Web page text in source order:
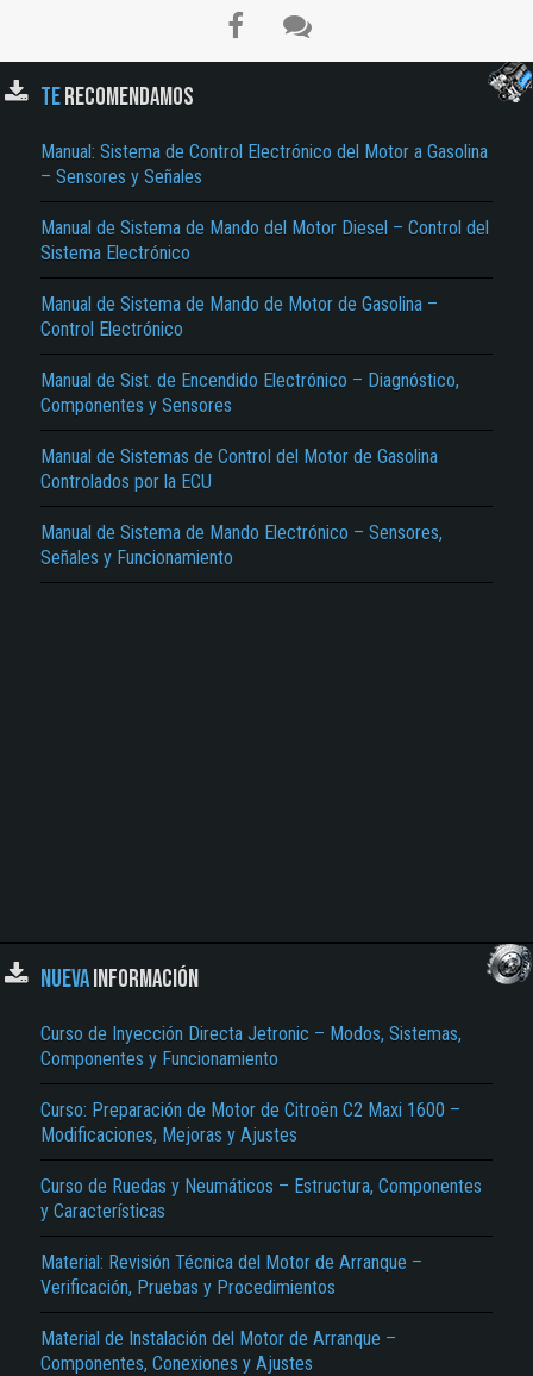
TERECOMENDAMOS
Manual: Sistema de Control Electrónico del Motor a Gasolina
– Sensores y Señales
Manual de Sistema de Mando del Motor Diesel – Control del
Sistema Electrónico
Manual de Sistema de Mando de Motor de Gasolina –
Control Electrónico
Manual de Sist. de Encendido Electrónico – Diagnóstico,
Componentes y Sensores
Manual de Sistemas de Control del Motor de Gasolina
Controlados por la ECU
Manual de Sistema de Mando Electrónico – Sensores,
Señales y Funcionamiento
NUEVAINFORMACIÓN
Curso de Inyección Directa Jetronic – Modos, Sistemas,
Componentes y Funcionamiento
Curso: Preparación de Motor de Citroën C2 Maxi 1600 –
Modificaciones, Mejoras y Ajustes
Curso de Ruedas y Neumáticos – Estructura, Componentes
y Características
Material: Revisión Técnica del Motor de Arranque –
Verificación, Pruebas y Procedimientos
Material de Instalación del Motor de Arranque –
Componentes, Conexiones y Ajustes
El Título es incorrecto según el contenido.
Texto o Imagen de portada son erróneos.
No carga o no se visualiza el contenido.
Reportar otro tipo de error...